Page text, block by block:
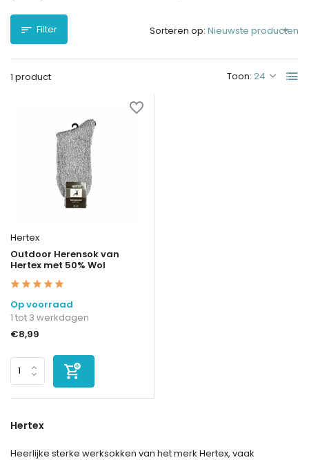
Filter
1 product Toon:
Sorteren op:
Hertex
Outdoor Herensok van
Hertex met 50% Wol
Op voorraad
1 tot 3 werkdagen
€8,99
Hertex
Heerlijke sterke werksokken van het merk Hertex, vaak